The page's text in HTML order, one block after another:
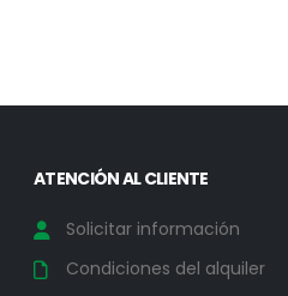
ATENCIÓN AL CLIENTE
Solicitar información
Condiciones del alquiler